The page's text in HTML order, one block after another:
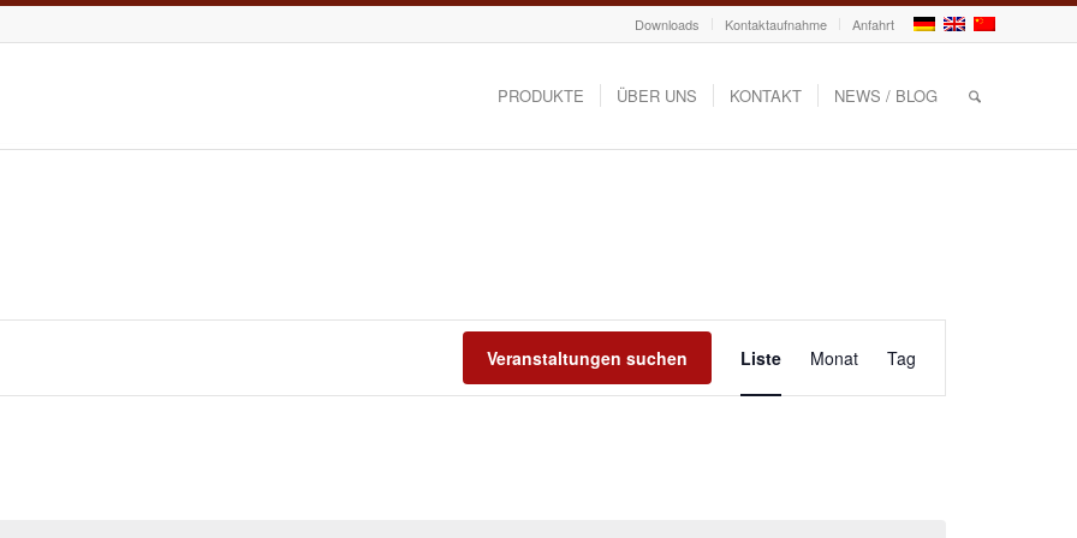
Downloads Kontaktaufnahme Anfahrt
PRODUKTE ÜBER UNS KONTAKT NEWS / BLOG
Veranstaltungen suchen
Veranstaltung
Ansichten-
Navigation
Liste Monat Tag